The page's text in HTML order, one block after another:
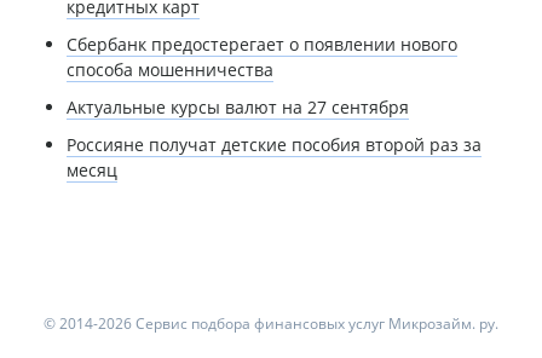
кредитных карт
Сбербанк предостерегает о появлении нового
способа мошенничества
Актуальные курсы валют на 27 сентября
Россияне получат детские пособия второй раз за
месяц
© 2014-2026 Сервис подбора финансовых услуг Микрозайм. ру.